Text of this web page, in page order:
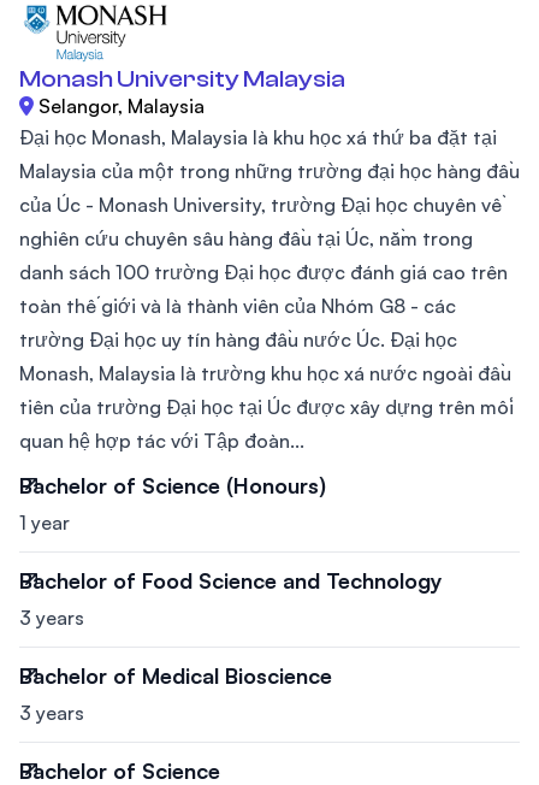
Monash University Malaysia
Selangor, Malaysia
Đại học Monash, Malaysia là khu học xá thứ ba đặt tại
Malaysia của một trong những trường đại học hàng đầu
của Úc - Monash University, trường Đại học chuyên về
nghiên cứu chuyên sâu hàng đầu tại Úc, nằm trong
danh sách 100 trường Đại học được đánh giá cao trên
toàn thế giới và là thành viên của Nhóm G8 - các
trường Đại học uy tín hàng đầu nước Úc. Đại học
Monash, Malaysia là trường khu học xá nước ngoài đầu
tiên của trường Đại học tại Úc được xây dựng trên mối
quan hệ hợp tác với Tập đoàn...
Bachelor of Science (Honours)
1 year
Bachelor of Food Science and Technology
3 years
Bachelor of Medical Bioscience
3 years
Bachelor of Science